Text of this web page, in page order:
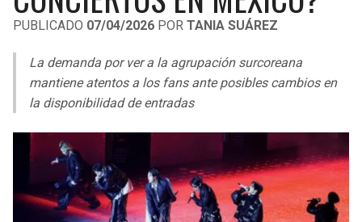
LIGA DE EXPANSIÓN MX
UEFA EUROPA LEAGUE
MLS
COPA SUDAMERICANA
LIGA BETPLAY
CHARGERS
BENGALS
BROWNS
PISTONS
BUCKS
HAWKS
PUBLICADO 07/04/2026 POR TANIA SUÁREZ
La demanda por ver a la agrupación surcoreana
mantiene atentos a los fans ante posibles cambios en
la disponibilidad de entradas